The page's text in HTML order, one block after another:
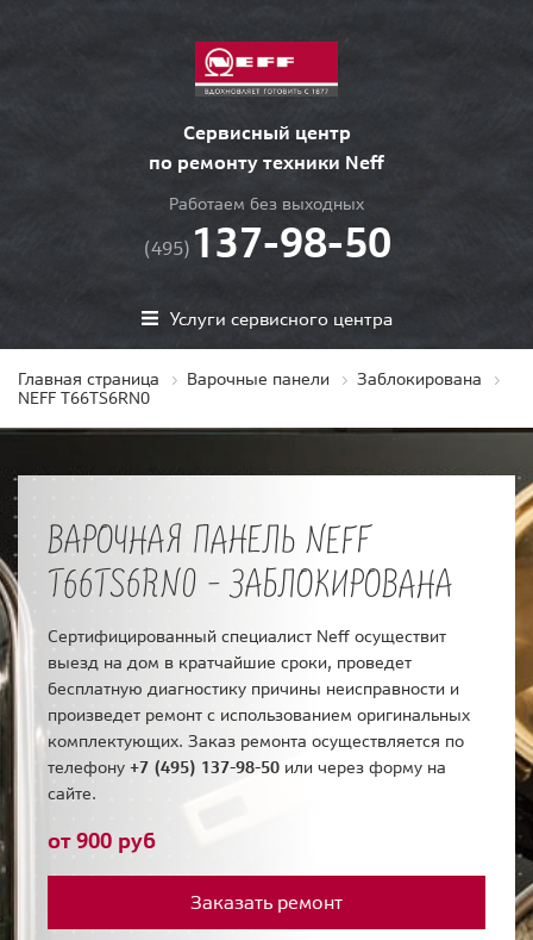
Сервисный центр
по ремонту техники Neff
Работаем без выходных
(495) 137-98-50
Услуги сервисного центра
Главная страница Варочные панели
Заблокирована
NEFF T66TS6RN0
ВАРОЧНАЯ ПАНЕЛЬ NEFF
T66TS6RN0 - ЗАБЛОКИРОВАНА
Сертифицированный специалист Neff осуществит
выезд на дом в кратчайшие сроки, проведет
бесплатную диагностику причины неисправности и
произведет ремонт с использованием оригинальных
комплектующих. Заказ ремонта осуществляется по
телефону +7 (495) 137-98-50 или через форму на
сайте.
от 900 руб
Заказать ремонт